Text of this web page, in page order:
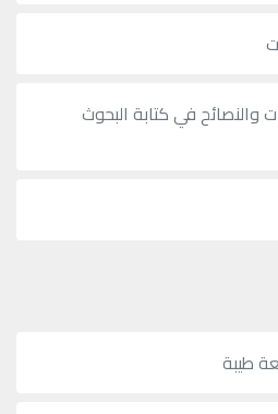
والنصائح في كتابة البحوث
طيبة